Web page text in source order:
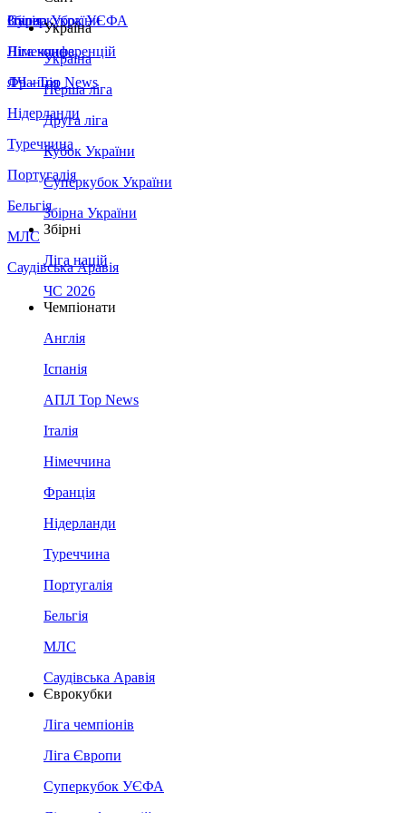
Збірна України
Італія
Німеччина
Франція
Нідерланди
Туреччина
Португалія
Бельгія
МЛС
Саудівська Аравія
Суперкубок УЄФА
Ліга конференцій
ЛЧ - Top News
Україна
Україна
Перша ліга
Друга ліга
Кубок України
Суперкубок України
Збірна України
Збірні
Ліга націй
ЧС 2026
Чемпіонати
Англія
Іспанія
АПЛ Top News
Італія
Німеччина
Франція
Нідерланди
Туреччина
Португалія
Бельгія
МЛС
Саудівська Аравія
Єврокубки
Ліга чемпіонів
Ліга Європи
Суперкубок УЄФА